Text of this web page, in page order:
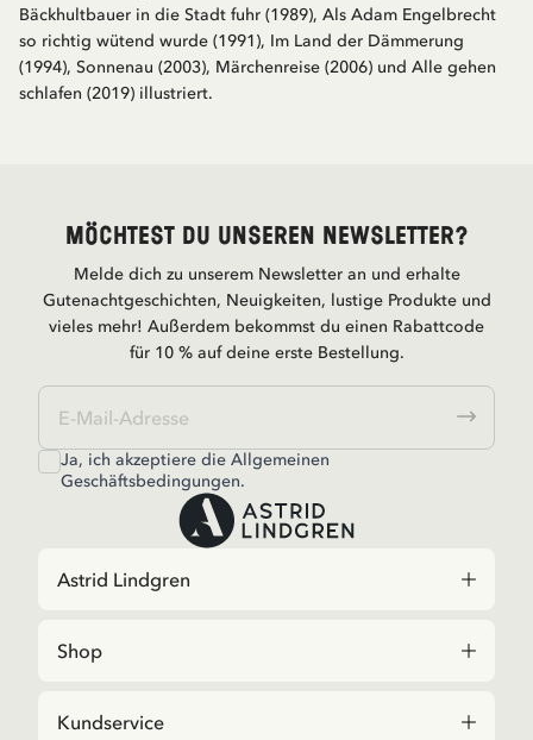
Bäckhultbauer in die Stadt fuhr (1989), Als Adam Engelbrecht
so richtig wütend wurde (1991), Im Land der Dämmerung
(1994), Sonnenau (2003), Märchenreise (2006) und Alle gehen
schlafen (2019) illustriert.
Möchtest du unseren Newsletter?
Melde dich zu unserem Newsletter an und erhalte
Gutenachtgeschichten, Neuigkeiten, lustige Produkte und
vieles mehr! Außerdem bekommst du einen Rabattcode
für 10 % auf deine erste Bestellung.
Ja, ich akzeptiere dieAllgemeinen
Geschäftsbedingungen.
Astrid Lindgren
Shop
Kundservice